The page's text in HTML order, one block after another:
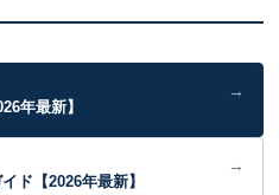
年最新】
→
ド【2026年最新】
→